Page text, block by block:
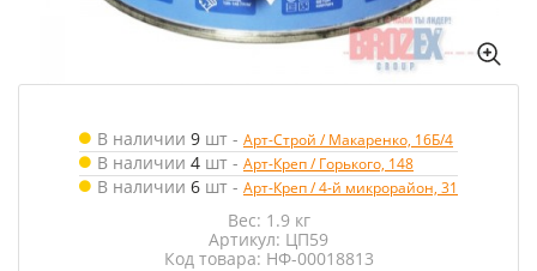
В наличии 9 шт - Арт-Строй / Макаренко, 16Б/4
В наличии 4 шт - Арт-Креп / Горького, 148
В наличии 6 шт - Арт-Креп / 4-й микрорайон, 31
Вес: 1.9 кг
Артикул: ЦП59
Код товара: НФ-00018813